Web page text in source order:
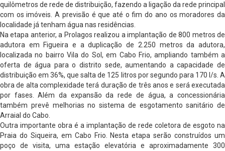
quilômetros de rede de distribuição, fazendo a ligação da rede principal
com os imóveis. A previsão é que até o fim do ano os moradores da
localidade já tenham água nas residências.
Na etapa anterior, a Prolagos realizou a implantação de 800 metros de
adutora em Figueira e a duplicação de 2.250 metros da adutora,
localizada no bairro Vila do Sol, em Cabo Frio, ampliando também a
oferta de água para o distrito sede, aumentando a capacidade de
distribuição em 36%, que salta de 125 litros por segundo para 170 l/s. A
obra de alta complexidade terá duração de três anos e será executada
por fases. Além da expansão da rede de água, a concessionária
também prevê melhorias no sistema de esgotamento sanitário de
Arraial do Cabo.
Outra importante obra é a implantação de rede coletora de esgoto na
Praia do Siqueira, em Cabo Frio. Nesta etapa serão construídos um
poço de visita, uma estação elevatória e aproximadamente 300